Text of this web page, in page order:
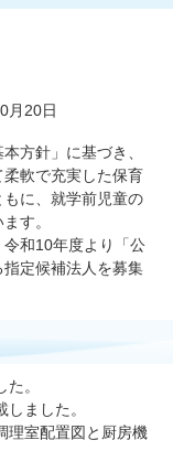
月20日
方針」に基づき、
軟で充実した保育
に、就学前児童の
す。
和10年度より「公
定候補法人を募集
。
ました。
理室配置図と厨房機